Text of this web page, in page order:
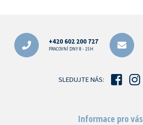
+420 602 200 727
PRACOVNÍ DNY 8 - 15H
SLEDUJTE NÁS:
Informace pro vás